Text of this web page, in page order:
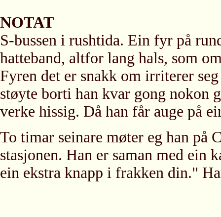
NOTAT
S-bussen i rushtida. Ein fyr på
hatteband, altfor lang hals, som
Fyren det er snakk om irriterer
støyte borti han kvar gong nokon
verke hissig. Då han får auge på
To timar seinare møter eg han på
stasjonen. Han er saman med ein
ein ekstra knapp i frakken din."